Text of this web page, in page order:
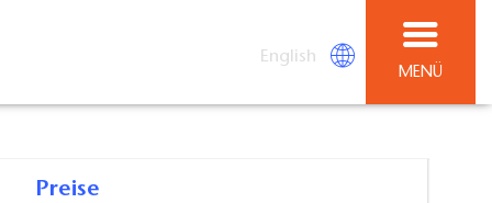
English
MENÜ
Preise